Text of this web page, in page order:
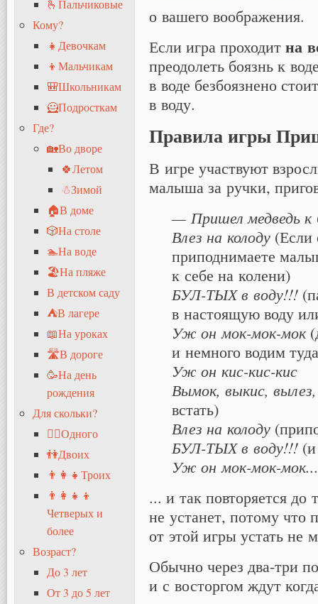
о вашего воображения.
Если игра проходит на
преодолеть боязнь к
в воде безбоязнено
в воду.
Правила игры
В игре участвуют
малыша за ручки,
— Пришел медведь к
Влез на колоду (Если
приподнимаете
к себе на колени)
БУЛ-ТЫХ в воду!!!
в настоящую воду
Уж он мок-мок-мок
и немного водим
Уж он кис-кис-кис
Вымок, выкис,
встать)
Влез на колоду
БУЛ-ТЫХ в воду!!!
Уж он мок-мок-мок...
... и так повторяется до
не устанет, потому что
от этой игры устать не
Обычно через два-три
и с восторгом ждут
🫰Пальчиковые
Кому?
👧Девочкам
👦Мальчикам
🎒Школьникам
🦸Подросткам
Где?
🏡Во дворе
🍀Летом
☃Зимой
🏠В доме
🎲На столе
🏊На воде
🏖На пляже
В детском саду
⛺В лагере
📖На уроках
🛣В дороге
🥳На день
рождения
Для скольки?
🧍‍♂️Одного
👫Двоих
👨‍👩‍👧Троих
👨‍👩‍👧‍👦
Четверых и
более
Возраст?
До 3 лет
От 3 до 5 лет